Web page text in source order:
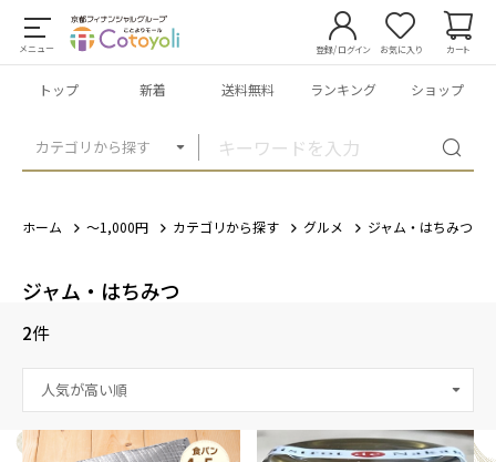
メニュー
カテゴリから探す
登録/ログイン お気に入り カート
トップ 新着 送料無料 ランキング ショップ
ホーム ～1,000円 カテゴリから探す グルメ ジャム・はちみつ
ジャム・はちみつ
2件